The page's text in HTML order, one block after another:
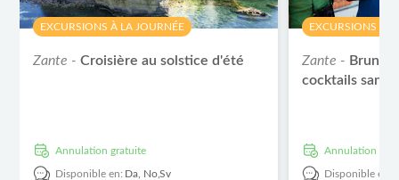
EXCURSIONS À LA JOURNÉE
Zante -Croisière au solstice d'été
Annulation gratuite
Disponible en: Da, No,Sv
EXCURSIONS À
Zante - Brunch
cocktails sans
Annulation
Disponible en: